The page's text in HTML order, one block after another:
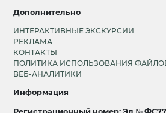
Дополнительно
ИНТЕРАКТИВНЫЕ ЭКСКУРСИИ
РЕКЛАМА
КОНТАКТЫ
ПОЛИТИКА ИСПОЛЬЗОВАНИЯ ФАЙЛОВ
ВЕБ-АНАЛИТИКИ
Информация